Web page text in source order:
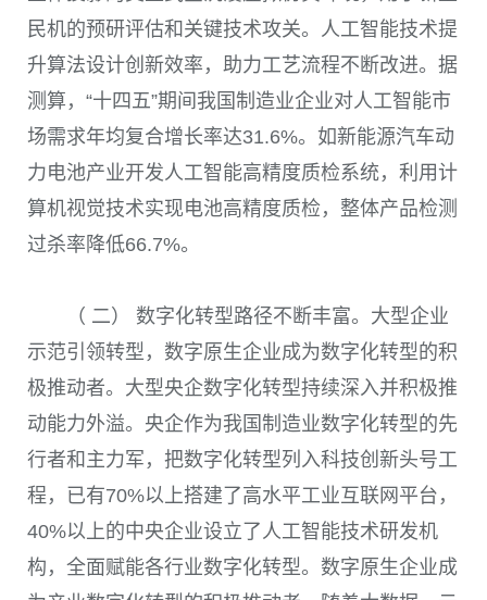
民机的预研评估和关键技术攻关。人工智能技术提
升算法设计创新效率，助力工艺流程不断改进。据
测算，“十四五”期间我国制造业企业对人工智能市
场需求年均复合增长率达31.6%。如新能源汽车动
力电池产业开发人工智能高精度质检系统，利用计
算机视觉技术实现电池高精度质检，整体产品检测
过杀率降低66.7%。
（ 二） 数字化转型路径不断丰富。大型企业
示范引领转型，数字原生企业成为数字化转型的积
极推动者。大型央企数字化转型持续深入并积极推
动能力外溢。央企作为我国制造业数字化转型的先
行者和主力军，把数字化转型列入科技创新头号工
程，已有70%以上搭建了高水平工业互联网平台，
40%以上的中央企业设立了人工智能技术研发机
构，全面赋能各行业数字化转型。数字原生企业成